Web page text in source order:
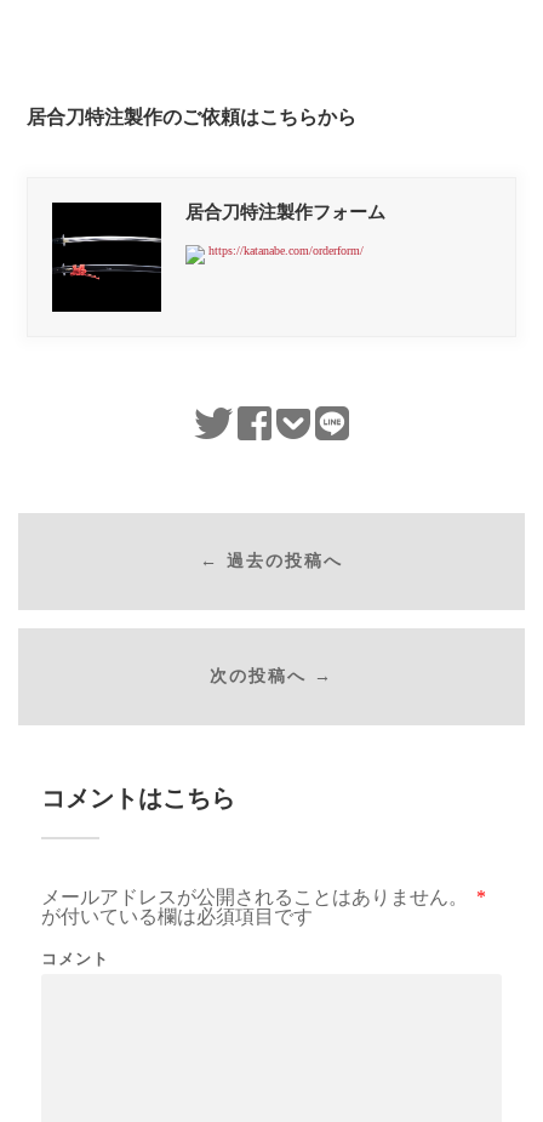
居合刀特注製作のご依頼はこちらから
居合刀特注製作フォーム
https://katanabe.com/orderform/
← 過去の投稿へ
次の投稿へ →
コメントはこちら
メールアドレスが公開されることはありません。
*
が付いている欄は必須項目です
コメント